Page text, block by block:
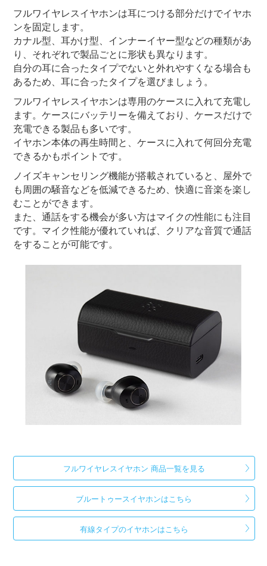
フルワイヤレスイヤホンは耳につける部分だけでイヤホ
ンを固定します。
カナル型、耳かけ型、インナーイヤー型などの種類があ
り、それぞれで製品ごとに形状も異なります。
自分の耳に合ったタイプでないと外れやすくなる場合も
あるため、耳に合ったタイプを選びましょう。
フルワイヤレスイヤホンは専用のケースに入れて充電し
ます。ケースにバッテリーを備えており、ケースだけで
充電できる製品も多いです。
イヤホン本体の再生時間と、ケースに入れて何回分充電
できるかもポイントです。
ノイズキャンセリング機能が搭載されていると、屋外で
も周囲の騒音などを低減できるため、快適に音楽を楽し
むことができます。
また、通話をする機会が多い方はマイクの性能にも注目
です。マイク性能が優れていれば、クリアな音質で通話
をすることが可能です。
フルワイヤレスイヤホン 商品一覧を見る
ブルートゥースイヤホンはこちら
有線タイプのイヤホンはこちら